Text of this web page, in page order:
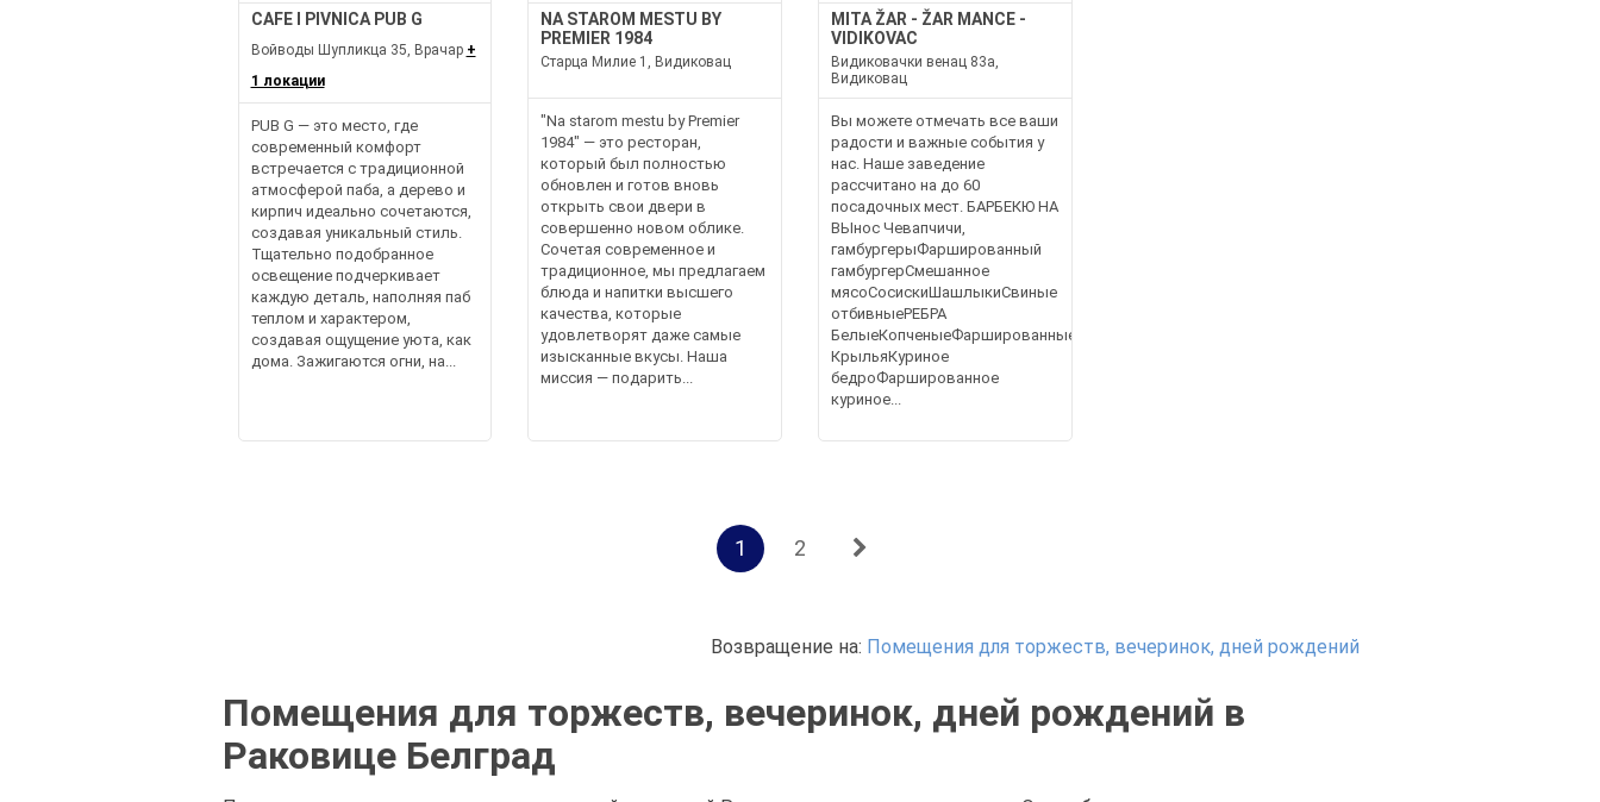
CAFE I PIVNICA PUB G
Войводы Шупликца 35, Врачар +
1 локации
PUB G — это место, где
современный комфорт
встречается с традиционной
атмосферой паба, а дерево и
кирпич идеально сочетаются,
создавая уникальный стиль.
Тщательно подобранное
освещение подчеркивает
каждую деталь, наполняя паб
теплом и характером,
создавая ощущение уюта, как
дома. Зажигаются огни, на...
NA STAROM MESTU BY
PREMIER 1984
Старца Милие 1, Видиковац
"Na starom mestu by Premier
1984" — это ресторан,
который был полностью
обновлен и готов вновь
открыть свои двери в
совершенно новом облике.
Сочетая современное и
традиционное, мы предлагаем
блюда и напитки высшего
качества, которые
удовлетворят даже самые
изысканные вкусы. Наша
миссия — подарить...
MITA ŽAR - ŽAR MANCE -
VIDIKOVAC
Видиковачки венац 83а,
Видиковац
Вы можете отмечать все ваши
радости и важные события у
нас. Наше заведение
рассчитано на до 60
посадочных мест. БАРБЕКЮ НА
ВЫнос Чевапчичи,
гамбургерыФаршированный
гамбургерСмешанное
мясоСосискиШашлыкиСвиные
отбивныеРЕБРА
БелыеКопченыеФаршированныеКурица
КрыльяКуриное
бедроФаршированное
куриное...
1 2
Возвращение на: Помещения для торжеств, вечеринок, дней рождений
Помещения для торжеств, вечеринок, дней рождений в
Раковице Белград